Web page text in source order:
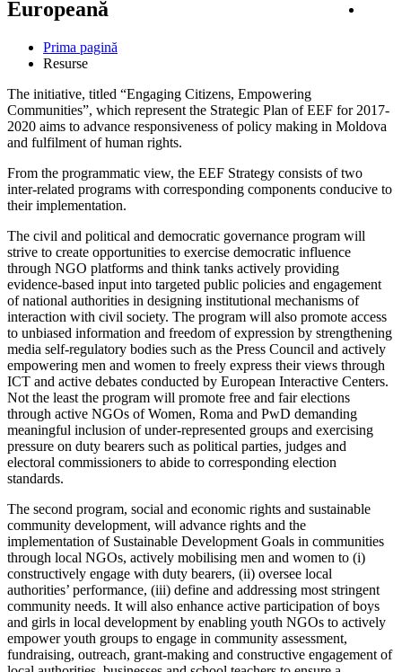
Europeană
Prima pagină
Resurse
The initiative, titled “Engaging Citizens, Empowering
Communities”, which represent the Strategic Plan of EEF for 2017-
2020 aims to advance responsiveness of policy making in Moldova
and fulfilment of human rights.
From the programmatic view, the EEF Strategy consists of two
inter-related programs with corresponding components conducive to
their implementation.
The civil and political and democratic governance program will
strive to create opportunities to exercise democratic influence
through NGO platforms and think tanks actively providing
evidence-based input into targeted public policies and engagement
of national authorities in designing institutional mechanisms of
interaction with civil society. The program will also promote access
to unbiased information and freedom of expression by strengthening
media self-regulatory bodies such as the Press Council and actively
empowering men and women to freely express their views through
ICT and active debates conducted by European Interactive Centers.
Not the least the program will promote free and fair elections
through active NGOs of Women, Roma and PwD demanding
meaningful inclusion of under-represented groups and exercising
pressure on duty bearers such as political parties, judges and
electoral commissioners to abide to corresponding election
standards.
The second program, social and economic rights and sustainable
community development, will advance rights and the
implementation of Sustainable Development Goals in communities
through local NGOs, actively mobilising men and women to (i)
constructively engage with duty bearers, (ii) oversee local
authorities’ performance, (iii) define and addressing most stringent
community needs. It will also enhance active participation of boys
and girls in local development by enabling youth NGOs to actively
empower youth groups to engage in community assessment,
fundraising, outreach, grant-making and constructive engagement of